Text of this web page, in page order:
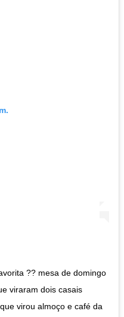
?? mesa de domingo
viraram dois casais
virou almoço e café da